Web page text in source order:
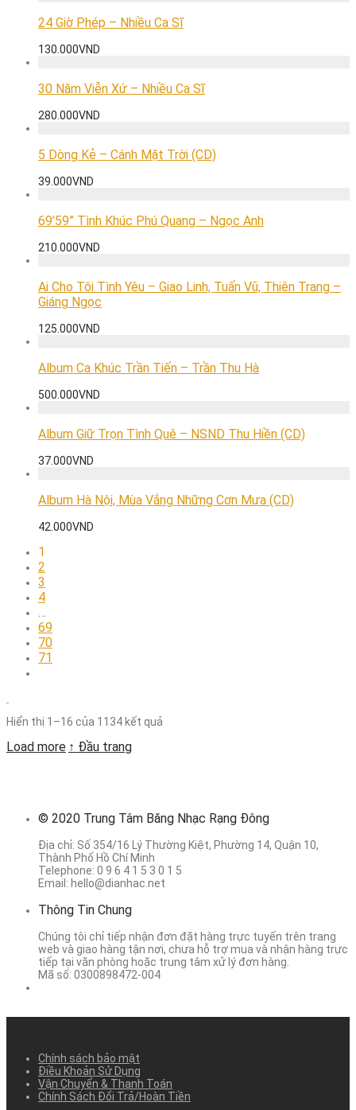
24 Giờ Phép – Nhiều Ca Sĩ
130.000VND
30 Năm Viễn Xứ – Nhiều Ca Sĩ
280.000VND
5 Dòng Kẻ – Cánh Mặt Trời (CD)
39.000VND
69’59” Tình Khúc Phú Quang – Ngọc Anh
210.000VND
Ai Cho Tôi Tình Yêu – Giao Linh, Tuấn Vũ, Thiên Trang –
Giáng Ngọc
125.000VND
Album Ca Khúc Trần Tiến – Trần Thu Hà
500.000VND
Album Giữ Trọn Tình Quê – NSND Thu Hiền (CD)
37.000VND
Album Hà Nội, Mùa Vắng Những Cơn Mưa (CD)
42.000VND
1
2
3
4
…
69
70
71
Hiển thị 1–16 của 1134 kết quả
Load more ↑ Đầu trang
© 2020 Trung Tâm Băng Nhạc Rạng Đông
Địa chỉ: Số 354/16 Lý Thường Kiệt, Phường 14, Quận 10,
Thành Phố Hồ Chí Minh
Telephone: 0 9 6 4 1 5 3 0 1 5
Email: hello@dianhac.net
Thông Tin Chung
Chúng tôi chỉ tiếp nhận đơn đặt hàng trực tuyến trên trang
web và giao hàng tận nơi, chưa hỗ trợ mua và nhận hàng trực
tiếp tại văn phòng hoặc trung tâm xử lý đơn hàng.
Mã số: 0300898472-004
Chính sách bảo mật
Điều Khoản Sử Dụng
Vận Chuyển & Thanh Toán
Chính Sách Đổi Trả/Hoàn Tiền